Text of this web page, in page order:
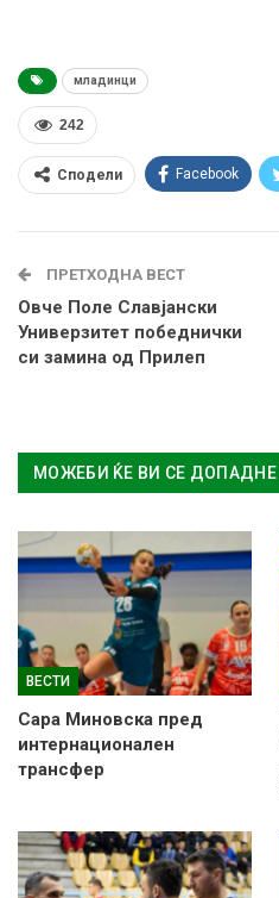
младинци
242
Сподели Facebook
ПРЕТХОДНА ВЕСТ
Овче Поле Славјански
Универзитет победнички
си замина од Прилеп
МОЖЕБИ ЌЕ ВИ СЕ ДОПАДНЕ
ВЕСТИ
Сара Миновска пред
интернационален
трансфер